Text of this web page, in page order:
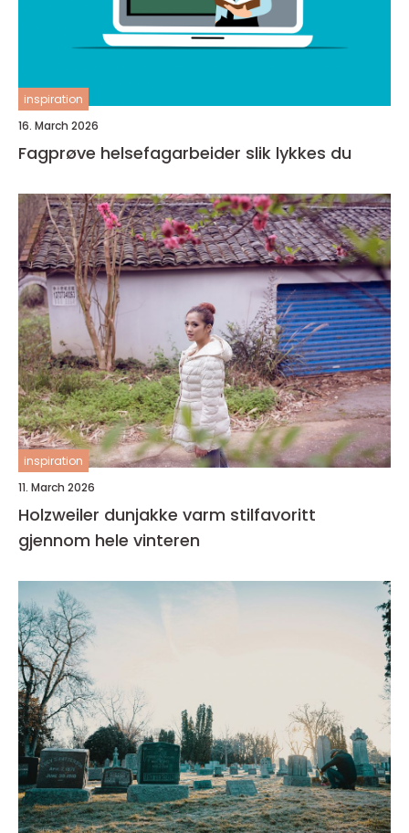
inspiration
16. March 2026
Fagprøve helsefagarbeider slik lykkes du
inspiration
11. March 2026
Holzweiler dunjakke varm stilfavoritt
gjennom hele vinteren